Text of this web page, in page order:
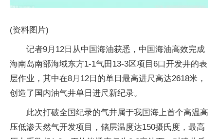
(资料图片)
记者9月12日从中国海油获悉，中国海油高效完成
海南岛南部海域东方1-1气田13-3区项目6口开发井的表
层作业，其中在8月12日的单日最高进尺高达2618米，
创造了国内油气井单日进尺新纪录。
此次打破全国纪录的气井属于我国海上首个高温高
压低渗天然气开发项目，储层温度达150摄氏度，最高